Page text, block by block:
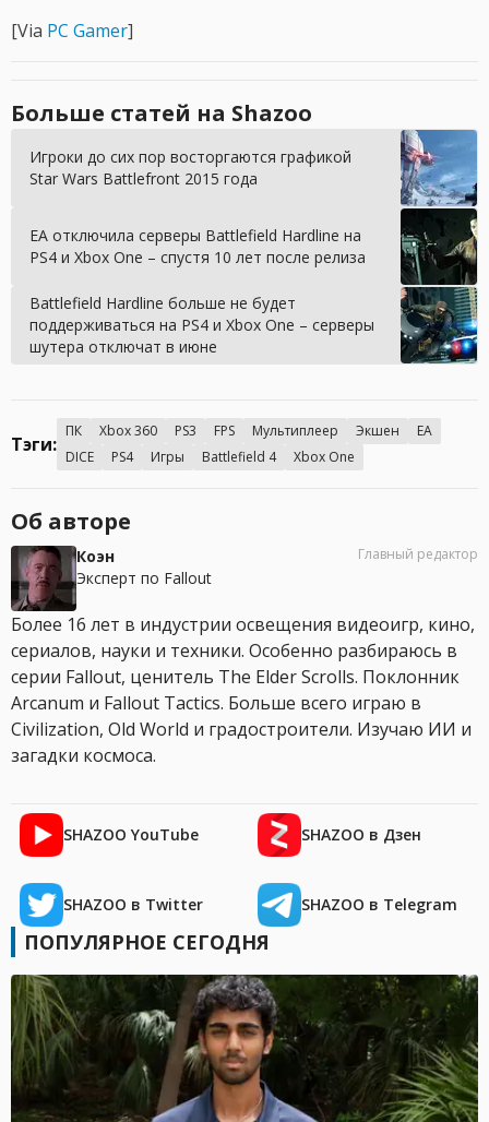
[Via PC Gamer]
Больше статей на Shazoo
Игроки до сих пор восторгаются графикой
Star Wars Battlefront 2015 года
EA отключила серверы Battlefield Hardline на
PS4 и Xbox One – спустя 10 лет после релиза
Battlefield Hardline больше не будет
поддерживаться на PS4 и Xbox One – серверы
шутера отключат в июне
Тэги:
ПК Xbox 360 PS3 FPS Мультиплеер Экшен
EA
DICE
PS4 Игры Battlefield 4 Xbox One
Об авторе
Коэн
Эксперт по Fallout
Главный редактор
Более 16 лет в индустрии освещения видеоигр, кино,
сериалов, науки и техники. Особенно разбираюсь в
серии Fallout, ценитель The Elder Scrolls. Поклонник
Arcanum и Fallout Tactics. Больше всего играю в
Civilization, Old World и градостроители. Изучаю ИИ и
загадки космоса.
SHAZOO YouTube SHAZOO в Дзен
SHAZOO в Twitter SHAZOO в Telegram
ПОПУЛЯРНОЕ СЕГОДНЯ